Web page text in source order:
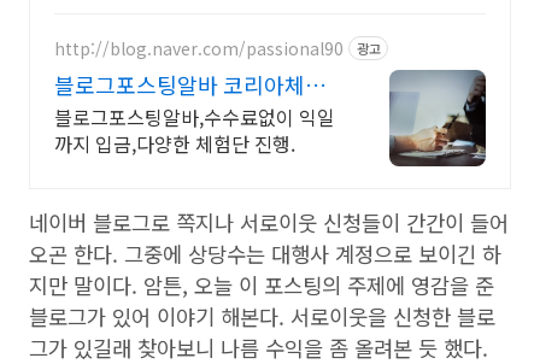
http://blog.naver.com/passional90 광고
블로그포스팅알바 코리아체험
단
블로그포스팅알바,수수료없이 익일
까지 입금,다양한 체험단 진행.
네이버 블로그로 쪽지나 서로이웃 신청들이 간간이 들어
오곤 한다. 그중에 상당수는 대행사 계정으로 보이긴 하
지만 말이다. 암튼, 오늘 이 포스팅의 주제에 영감을 준
블로그가 있어 이야기 해본다. 서로이웃을 신청한 블로
그가 있길래 찾아보니 나름 수익을 좀 올려본 듯 했다.